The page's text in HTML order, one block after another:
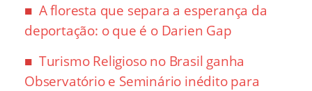
A floresta que separa a esperança da
deportação: o que é o Darien Gap
Turismo Religioso no Brasil ganha
Observatório e Seminário inédito para